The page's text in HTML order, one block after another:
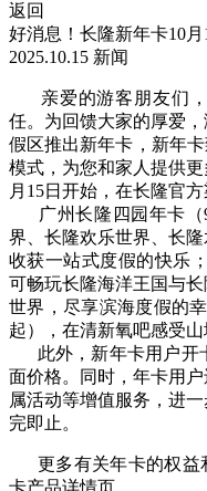
返回
好消息！长隆新年卡10月
2025.10.15 新闻
亲爱的游客朋友们，
任。为回馈大家的厚爱
假区推出新年卡，新年
模式，为您和家人提供
月15日开始，在长隆官
广州长隆四园年卡（
界、长隆欢乐世界、长
收获一站式度假的快乐
可畅玩长隆海洋王国与
世界，尽享滨海度假的
起），在清新氧吧感受山
此外，新年卡用户开
面价格。同时，年卡用
属活动等增值服务，进
完即止。
更多有关年卡的权益